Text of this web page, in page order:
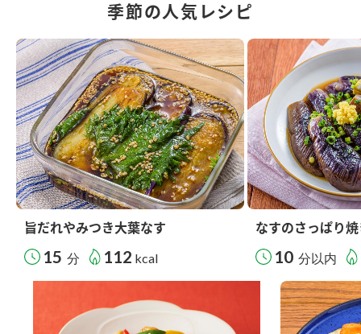
季節の人気レシピ
旨だれやみつき大葉なす
15 分 112 kcal
なすのさっぱり
10 分以内